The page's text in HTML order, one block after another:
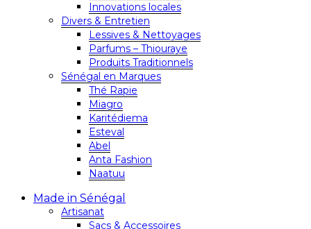
Innovations locales
Divers & Entretien
Lessives & Nettoyages
Parfums – Thiouraye
Produits Traditionnels
Sénégal en Marques
Thé Rapie
Miagro
Karitédiema
Esteval
Abel
Anta Fashion
Naatuu
Made in Sénégal
Artisanat
Sacs & Accessoires